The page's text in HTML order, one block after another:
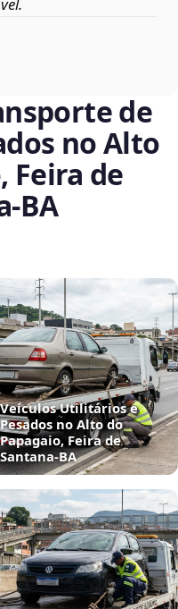
de
no Alto
Feira de
Veículos Utilitários e
Pesados no Alto do
Papagaio, Feira de
Santana‑BA